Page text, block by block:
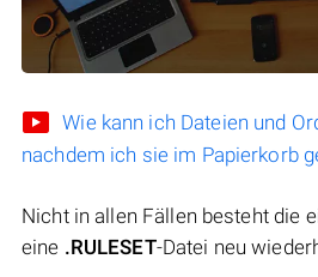
Wie kann ich Dateien und
nachdem ich sie im Papierkorb
Nicht in allen Fällen besteht die
eine .RULESET-Datei neu